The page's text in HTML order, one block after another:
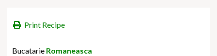
Print Recipe
Bucatarie Romaneasca